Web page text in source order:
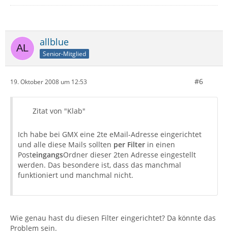
allblue
Senior-Mitglied
19. Oktober 2008 um 12:53 #6
Zitat von "Klab"
Ich habe bei GMX eine 2te eMail-Adresse eingerichtet
und alle diese Mails sollten per Filter in einen
PosteingangsOrdner dieser 2ten Adresse eingestellt
werden. Das besondere ist, dass das manchmal
funktioniert und manchmal nicht.
Wie genau hast du diesen Filter eingerichtet? Da könnte das
Problem sein.